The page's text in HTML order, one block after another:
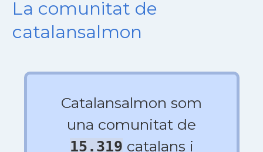
La comunitat de
catalansalmon
Catalansalmon som
una comunitat de
15.319 catalans i